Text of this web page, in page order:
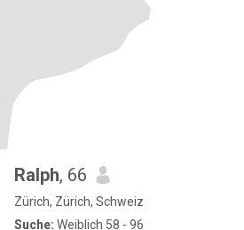
Ralph, 66
Zürich, Zürich, Schweiz
Suche: Weiblich 58 - 96